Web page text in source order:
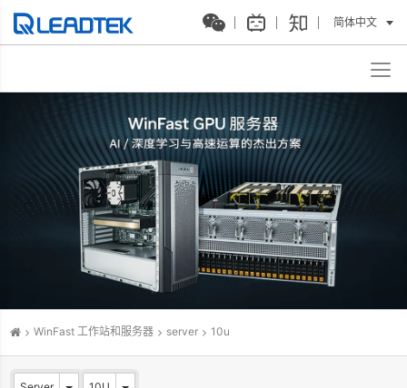
简体中文
WinFast 工作站和服务器 server 10u